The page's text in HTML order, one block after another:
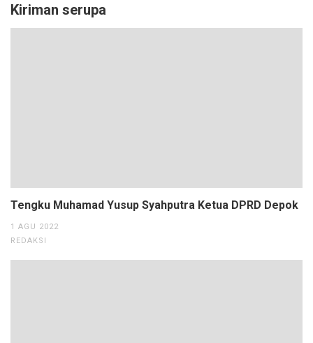
Kiriman serupa
Tengku Muhamad Yusup Syahputra Ketua DPRD Depok
1 AGU 2022
REDAKSI